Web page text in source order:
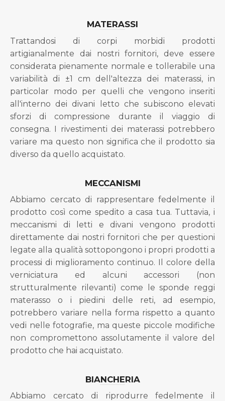
MATERASSI
Trattandosi di corpi morbidi prodotti
artigianalmente dai nostri fornitori, deve essere
considerata pienamente normale e tollerabile una
variabilità di ±1 cm dell'altezza dei materassi, in
particolar modo per quelli che vengono inseriti
all'interno dei divani letto che subiscono elevati
sforzi di compressione durante il viaggio di
consegna. I rivestimenti dei materassi potrebbero
variare ma questo non significa che il prodotto sia
diverso da quello acquistato.
MECCANISMI
Abbiamo cercato di rappresentare fedelmente il
prodotto così come spedito a casa tua. Tuttavia, i
meccanismi di letti e divani vengono prodotti
direttamente dai nostri fornitori che per questioni
legate alla qualità sottopongono i propri prodotti a
processi di miglioramento continuo. Il colore della
verniciatura ed alcuni accessori (non
strutturalmente rilevanti) come le sponde reggi
materasso o i piedini delle reti, ad esempio,
potrebbero variare nella forma rispetto a quanto
vedi nelle fotografie, ma queste piccole modifiche
non compromettono assolutamente il valore del
prodotto che hai acquistato.
BIANCHERIA
Abbiamo cercato di riprodurre fedelmente il